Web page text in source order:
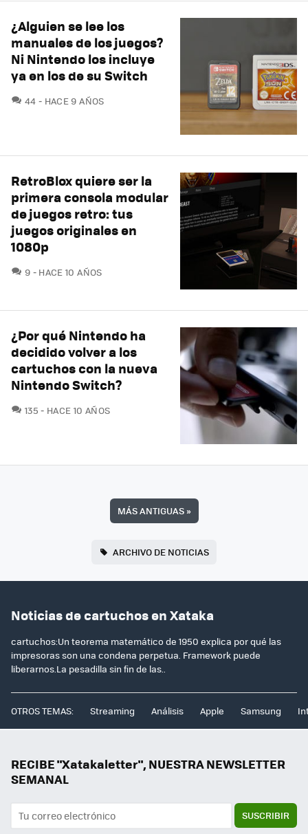
¿Alguien se lee los
manuales de los juegos?
Ni Nintendo los incluye
ya en los de su Switch
44 COMENTARIOS
HACE 9 AÑOS
RetroBlox quiere ser la
primera consola modular
de juegos retro: tus
juegos originales en
1080p
9 COMENTARIOS
HACE 10 AÑOS
¿Por qué Nintendo ha
decidido volver a los
cartuchos con la nueva
Nintendo Switch?
135 COMENTARIOS
HACE 10 AÑOS
MÁS ANTIGUAS»
ARCHIVO DE NOTICIAS
Noticias de cartuchos en Xataka
cartuchos:Un teorema matemático de 1950 explica por qué las
impresoras son una condena perpetua. Framework puede
liberarnos.La pesadilla sin fin de las..
OTROS TEMAS: Streaming Análisis Apple Samsung
RECIBE "Xatakaletter", NUESTRA NEWSLETTER
SEMANAL
SUSCRIBIR